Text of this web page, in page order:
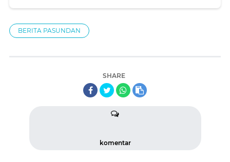
BERITA PASUNDAN
SHARE
komentar